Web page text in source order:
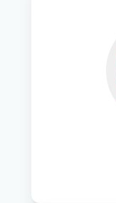
उद्योग की
उठाते
अनुकूलित